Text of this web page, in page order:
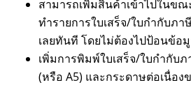
สามารถเพิ่มสินค้าเข้าไปในข
ทำรายการใบเสร็จ/ใบกำกับภา
เลยทันที โดยไม่ต้องไปป้อนข้อ
เพิ่มการพิมพ์ใบเสร็จ/ใบกำกับ
(หรือ A5) และกระดาษต่อเนื่อง